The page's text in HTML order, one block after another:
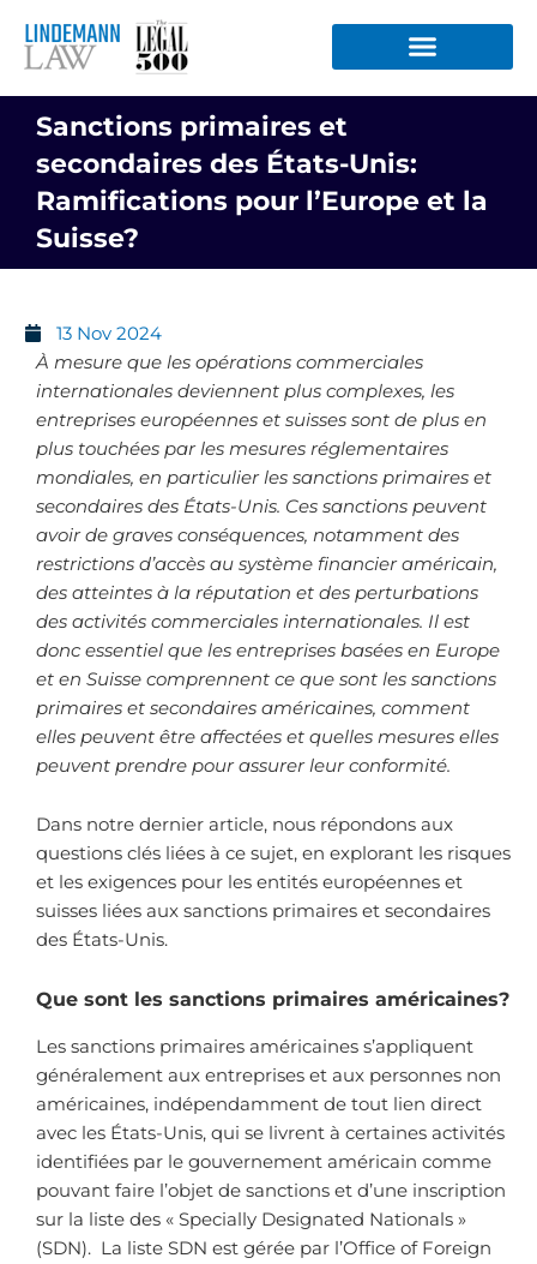
contenu
Sanctions primaires et
secondaires des États-Unis:
Ramifications pour l’Europe et la
Suisse?
13 Nov 2024
À mesure que les opérations commerciales
internationales deviennent plus complexes, les
entreprises européennes et suisses sont de plus en
plus touchées par les mesures réglementaires
mondiales, en particulier les sanctions primaires et
secondaires des États-Unis. Ces sanctions peuvent
avoir de graves conséquences, notamment des
restrictions d’accès au système financier américain,
des atteintes à la réputation et des perturbations
des activités commerciales internationales. Il est
donc essentiel que les entreprises basées en Europe
et en Suisse comprennent ce que sont les sanctions
primaires et secondaires américaines, comment
elles peuvent être affectées et quelles mesures elles
peuvent prendre pour assurer leur conformité.
Dans notre dernier article, nous répondons aux
questions clés liées à ce sujet, en explorant les risques
et les exigences pour les entités européennes et
suisses liées aux sanctions primaires et secondaires
des États-Unis.
Que sont les sanctions primaires américaines?
Les sanctions primaires américaines s’appliquent
généralement aux entreprises et aux personnes non
américaines, indépendamment de tout lien direct
avec les États-Unis, qui se livrent à certaines activités
identifiées par le gouvernement américain comme
pouvant faire l’objet de sanctions et d’une inscription
sur la liste des « Specially Designated Nationals »
(SDN). La liste SDN est gérée par l’Office of Foreign